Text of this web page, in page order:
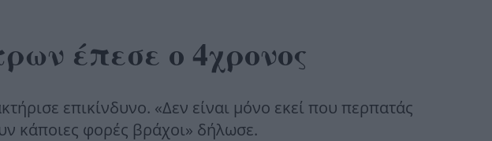
έπεσε ο 4χρονος
επικίνδυνο. «Δεν είναι μόνο εκεί που περπατάς
κάποιες φορές βράχοι» δήλωσε.